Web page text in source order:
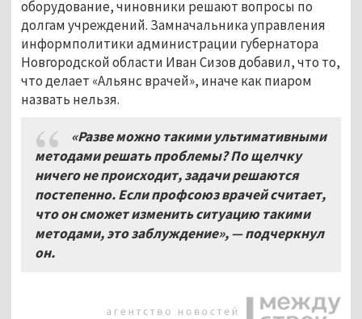
оборудование, чиновники решают вопросы по
долгам учреждений. Замначальника управления
информполитики администрации губернатора
Новгородской области Иван Сизов добавил, что то,
что делает «Альянс врачей», иначе как пиаром
назвать нельзя.
«Разве можно такими ультимативными
методами решать проблемы? По щелчку
ничего не происходит, задачи решаются
постепенно. Если профсоюз врачей считает,
что он сможет изменить ситуацию такими
методами, это заблуждение», — подчеркнул
он.